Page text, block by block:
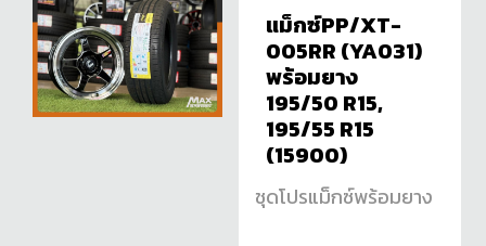
แม็กซ์PP/XT-
005RR (YA031)
พร้อมยาง
195/50 R15,
195/55 R15
(15900)
ชุดโปรแม็กซ์พร้อมยาง